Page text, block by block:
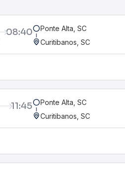
08:40
Ponte Alta, SC
Curitibanos, SC
11:45
Ponte Alta, SC
Curitibanos, SC